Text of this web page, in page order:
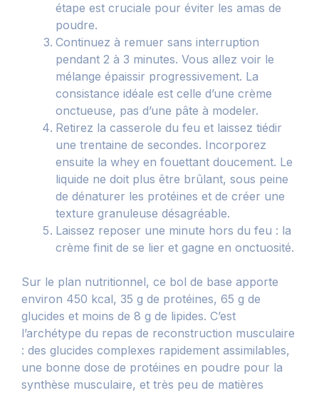
étape est cruciale pour éviter les amas de
poudre.
Continuez à remuer sans interruption
pendant 2 à 3 minutes. Vous allez voir le
mélange épaissir progressivement. La
consistance idéale est celle d’une crème
onctueuse, pas d’une pâte à modeler.
Retirez la casserole du feu et laissez tiédir
une trentaine de secondes. Incorporez
ensuite la whey en fouettant doucement. Le
liquide ne doit plus être brûlant, sous peine
de dénaturer les protéines et de créer une
texture granuleuse désagréable.
Laissez reposer une minute hors du feu : la
crème finit de se lier et gagne en onctuosité.
Sur le plan nutritionnel, ce bol de base apporte
environ 450 kcal, 35 g de protéines, 65 g de
glucides et moins de 8 g de lipides. C’est
l’archétype du repas de reconstruction musculaire
: des glucides complexes rapidement assimilables,
une bonne dose de protéines en poudre pour la
synthèse musculaire, et très peu de matières